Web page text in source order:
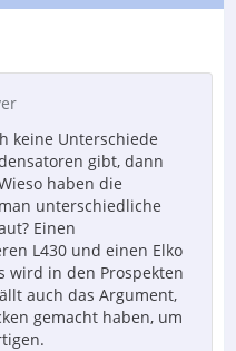
keine Unterschiede
gibt, dann
haben die
unterschiedliche
Einen
L430 und einen Elko
wird in den Prospekten
auch das Argument,
gemacht haben, um